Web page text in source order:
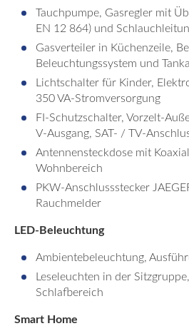
Tauchpumpe, Gasregler mit
EN 12 864) und
Gasverteiler in Küchenzeile,
Beleuchtungssystem und
Lichtschalter für Kinder,
350 VA-Stromversorgung
FI-Schutzschalter, Vorzelt-
V-Ausgang, SAT- / TV-
Antennensteckdose mit
Wohnbereich
PKW-Anschlussstecker
Rauchmelder
LED-Beleuchtung
Ambientebeleuchtung,
Leseleuchten in der
Schlafbereich
Smart Home